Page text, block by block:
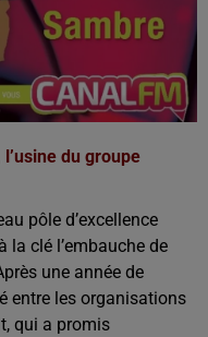
du groupe
pôle d’excellence
la clé l’embauche de
une année de
entre les organisations
qui a promis